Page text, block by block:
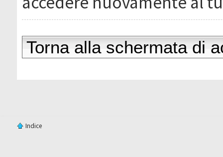
Torna alla schermata di
Indice